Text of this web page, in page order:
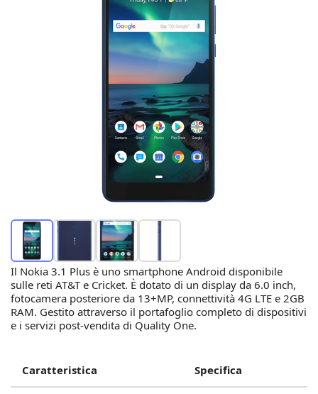
Il Nokia 3.1 Plus è uno smartphone Android disponibile
sulle reti AT&T e Cricket. È dotato di un display da 6.0 inch,
fotocamera posteriore da 13+MP, connettività 4G LTE e 2GB
RAM. Gestito attraverso il portafoglio completo di dispositivi
e i servizi post-vendita di Quality One.
Caratteristica Specifica